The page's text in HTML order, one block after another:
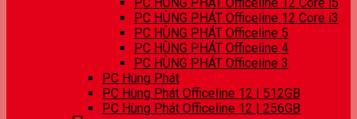
PC HÙNG PHÁT Officeline 12 Core i3
PC HÙNG PHÁT Officeline 5
PC HÙNG PHÁT Officeline 4
PC HÙNG PHÁT Officeline 3
PC Hùng Phát
PC Hùng Phát Officeline 12 | 512GB
PC Hùng Phát Officeline 12 | 256GB